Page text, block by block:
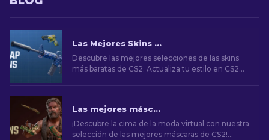
Las Mejores Skins Baratas de CS2 [2026]
Descubre las mejores selecciones de las skins
más baratas de CS2. Actualiza tu estilo en CS2
Las mejores máscaras de CS2 [2026]
¡Descubre la cima de la moda virtual con nuestra
selección de las mejores máscaras de CS2!